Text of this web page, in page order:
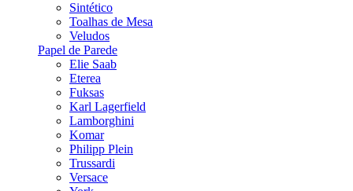
Sintético
Toalhas de Mesa
Veludos
Papel de Parede
Elie Saab
Eterea
Fuksas
Karl Lagerfield
Lamborghini
Komar
Philipp Plein
Trussardi
Versace